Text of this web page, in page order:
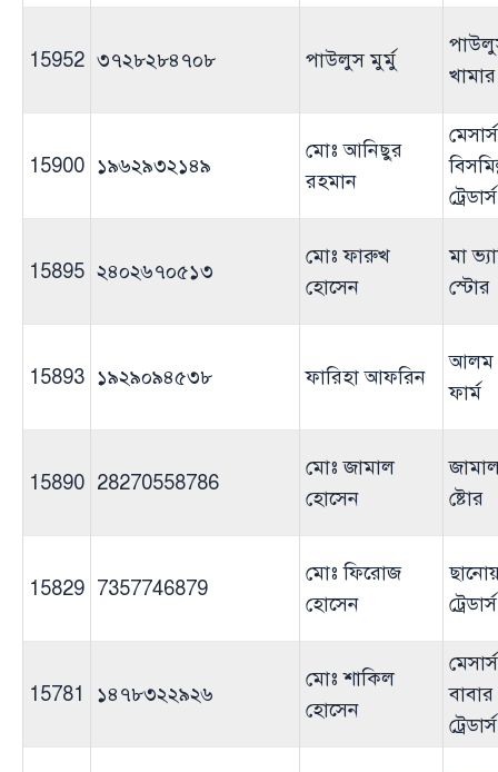
15952 ৩৭২৮২৮৪৭০৮ পাউলুস মুর্মু
খামার
15900 ১৯৬২৯৩২১৪৯
মোঃ আনিছুর
রহমান
মেসার্স
ট্রেডার্স
15895 ২৪০২৬৭০৫১৩
মোঃ ফারুখ
হোসেন
মা
স্টোর
15893 ১৯২৯০৯৪৫৩৮ ফারিহা আফরিন
আলম
ফার্ম
15890 28270558786
মোঃ জামাল
হোসেন
ষ্টোর
15829 7357746879
মোঃ ফিরোজ
হোসেন
ট্রেডার্স
15781 ১৪৭৮৩২২৯২৬
মোঃ শাকিল
হোসেন
ট্রেডার্স